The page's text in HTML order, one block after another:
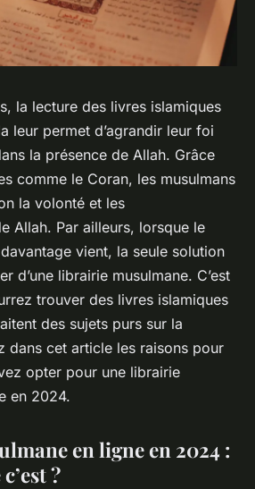
la lecture des livres islamiques
leur permet d’agrandir leur foi
la présence de Allah. Grâce
comme le Coran, les musulmans
la volonté et les
Allah. Par ailleurs, lorsque le
vient, la seule solution
d’une librairie musulmane. C’est
trouver des livres islamiques
des sujets purs sur la
dans cet article les raisons pour
opter pour une librairie
en 2024.
en ligne en 2024 :
?